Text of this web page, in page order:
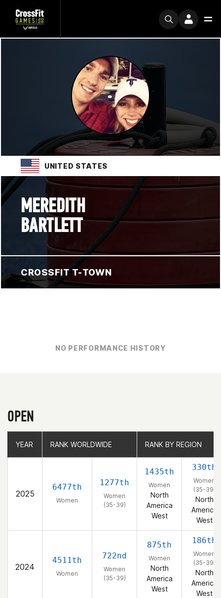
UNITED STATES
MEREDITH
BARTLETT
CROSSFIT T-TOWN
NO PERFORMANCE HISTORY
OPEN
YEAR RANK WORLDWIDE RANK BY REGION
2025
6477th
Women
1277th
Women
(35-39)
1435th
Women
North
America
West
330th
Women
(35-39)
North
America
West
2024
4511th
Women
722nd
Women
(35-39)
875th
Women
North
America
West
186th
Women
(35-39)
North
America
West
YEAR RANK WORLDWIDE RANK BY REGION